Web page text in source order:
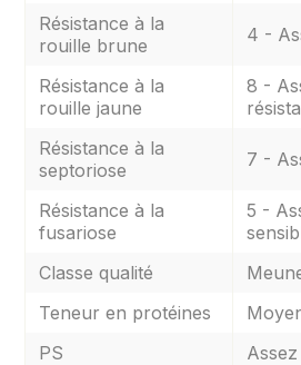
Résistance à la
rouille brune
4 -
Résistance à la
rouille jaune
8 -
Résistance à la
septoriose
7 -
Résistance à la
fusariose
5 -
Classe qualité
Teneur en protéines
PS